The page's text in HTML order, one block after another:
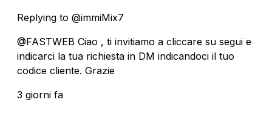
Replying to @immiMix7
@FASTWEB Ciao , ti invitiamo a cliccare su segui e
indicarci la tua richiesta in DM indicandoci il tuo
codice cliente. Grazie
3 giorni fa